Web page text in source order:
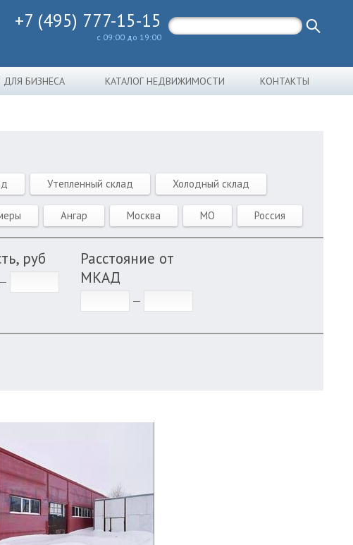
+7 (495) 777-15-15
с 09:00 до 19:00
ДЛЯ БИЗНЕСА КАТАЛОГ НЕДВИЖИМОСТИ КОНТАКТЫ
Утепленный склад Холодный склад
Ангар Москва МО Россия
руб
Расстояние от
МКАД